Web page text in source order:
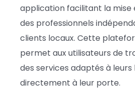
application facilitant la mise
des professionnels
clients locaux. Cette
permet aux utilisateurs de
des services adaptés à leurs
directement à leur porte.